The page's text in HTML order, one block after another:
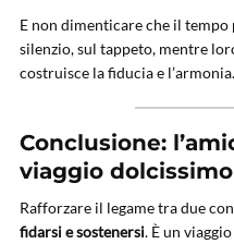
E non dimenticare che il tempo
silenzio, sul tappeto, mentre
costruisce la fiducia e l’armonia.
Conclusione:
viaggio dolcissimo
Rafforzare il legame tra due
fidarsi e sostenersi. È un